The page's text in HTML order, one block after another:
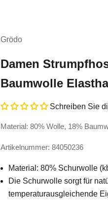
Grödo
Damen
Baumwolle
Schreiben Sie
Material: 80% Wolle, 18%
Artikelnummer: 84050236
Material: 80% Schurwolle
Die Schurwolle sorgt für
temperaturausgleichende